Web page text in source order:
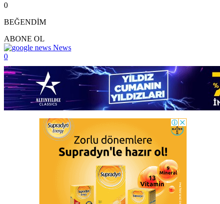
0
BEĞENDİM
ABONE OL
News
0